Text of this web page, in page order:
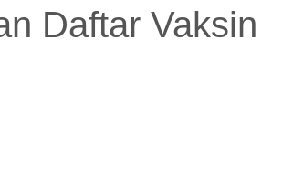
Daftar Vaksin